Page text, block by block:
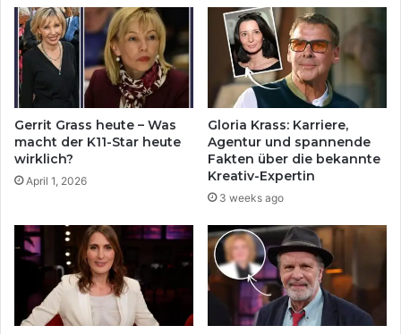
Gerrit Grass heute – Was
macht der K11-Star heute
wirklich?
April 1, 2026
Gloria Krass: Karriere,
Agentur und spannende
Fakten über die bekannte
Kreativ-Expertin
3 weeks ago